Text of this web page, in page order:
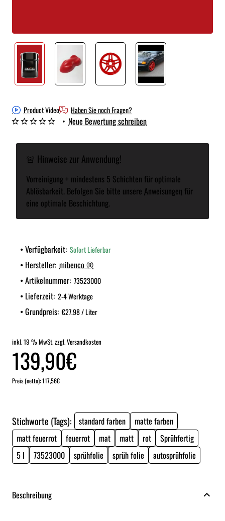
Product Video Haben Sie noch Fragen?
🚨 Hinweise zur Anwendung!
Vorreinigung + mindestens 5 Schichten für optimale
Ablösbarkeit. Befolgen Sie bitte unsere Anweisungen für
eine optimale Beschichtung.
Verfügbarkeit: Sofort Lieferbar
Hersteller: mibenco ®
Artikelnummer: 73523000
Lieferzeit: 2-4 Werktage
Grundpreis: €27.98 / Liter
• Neue Bewertung schreiben
inkl. 19 % MwSt. zzgl. Versandkosten
139,90€
Preis (netto): 117,56€
Stichworte (Tags): standard farben
matte farben
matt feuerrot
feuerrot mat matt rot
Sprühfertig
5 l
73523000 sprühfolie sprüh folie autosprühfolie
Beschreibung